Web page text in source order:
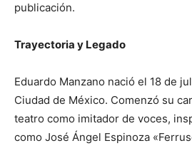
publicación.
Trayectoria y Legado
Eduardo Manzano nació el 18 de
Ciudad de México. Comenzó su
teatro como imitador de voces,
como José Ángel Espinoza